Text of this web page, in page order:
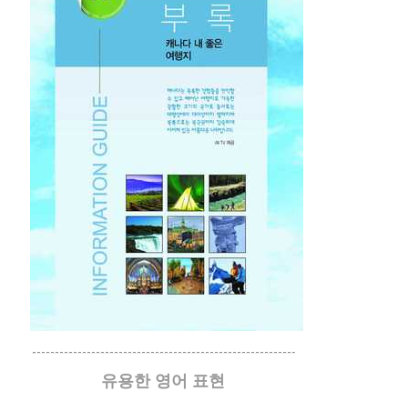
유용한 영어 표현